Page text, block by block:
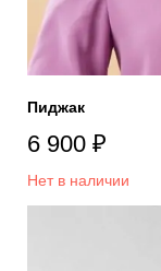
Пиджак
6 900 ₽
Нет в наличии